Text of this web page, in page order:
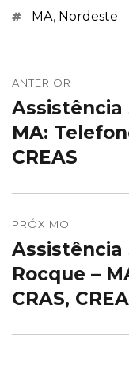
Marcações
MA, Nordeste
de
Post
ANTERIOR
Post
anterior:
Assistência
MA:
CREAS
PRÓXIMO
Próximo
post:
Assistência
Rocque –
CRAS,